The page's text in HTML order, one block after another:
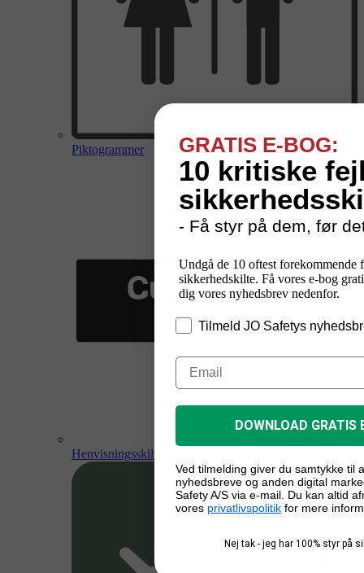
Piktogrammer
Henvisningsskilte
GRATIS E-BOG:
10 kritiske
- Få styr på dem, før
Undgå de 10 oftest forekommende
sikkerhedskilte. Få vores e-bog
dig vores nyhedsbrev nedenfor.
Tilmeld JO Safetys
DOWNLOAD GRATIS
Ved tilmelding giver du samtykke til
nyhedsbreve og anden digital
Safety A/S via e-mail. Du kan altid
vores privatlivspolitik for mere
Nej tak - jeg har 100% styr på